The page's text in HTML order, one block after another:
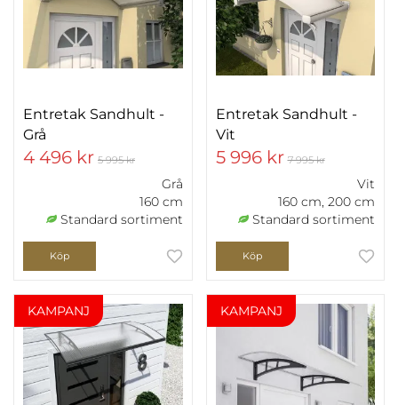
Entretak Sandhult -
Grå
4 496 kr 5 995 kr
Grå
160 cm
Standard sortiment
Köp
Entretak Sandhult -
Vit
5 996 kr 7 995 kr
Vit
160 cm, 200 cm
Standard sortiment
Köp
KAMPANJ KAMPANJ